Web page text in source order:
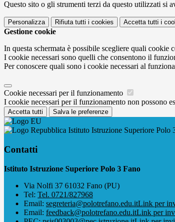
Questo sito o gli strumenti terzi da questo utilizzati si
Personalizza Rifiuta tutti i cookies Accetta tutti i
Gestione cookie
In questa schermata è possibile scegliere quali cookie
I cookie necessari sono quelli che consentono il
Per conoscere quali sono i cookie necessari al
Cookie necessari per il funzionamento
I cookie necessari per il funzionamento non possono
Accetta tutti Salva le preferenze
Istituto Istruzione Superiore Polo
Contatti
Istituto Istruzione Superiore Polo 3 Fano
Via Nolfi 37 61032 Fano (PU)
Tel: Tel. 0721/827968
Email: segreteria@polotrefano.e​du.itLink per
Email: feedback@polotrefano.edu.itLink per